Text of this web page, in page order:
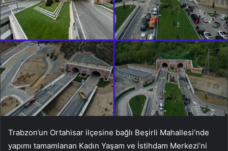
Trabzon’un Ortahisar ilçesine bağlı Beşirli Mahallesi’nde
yapımı tamamlanan Kadın Yaşam ve İstihdam Merkezi’ni